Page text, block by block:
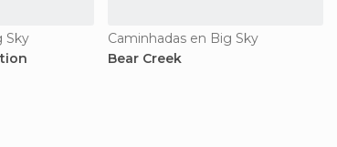
Sky
Caminhadas en Big Sky
Bear Creek